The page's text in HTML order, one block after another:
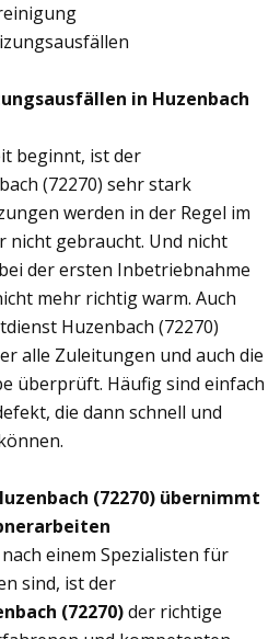
in Huzenbach
beginnt, ist der
(72270) sehr stark
werden in der Regel im
nicht gebraucht. Und nicht
der ersten Inbetriebnahme
mehr richtig warm. Auch
Huzenbach (72270)
alle Zuleitungen und auch die
überprüft. Häufig sind einfach
die dann schnell und
(72270) übernimmt
einem Spezialisten für
sind, ist der
(72270)der richtige